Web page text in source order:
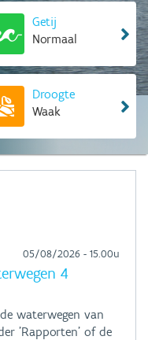
Getij
Normaal
Droogte
Waak
05/08/2026 - 15.00u
4
waterwegen van
'Rapporten' of de